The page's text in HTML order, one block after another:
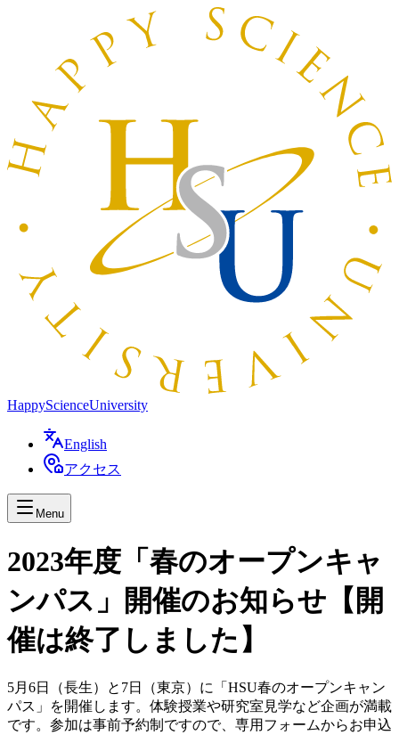
HappyScienceUniversity
English
アクセス
Menu
2023年度「春のオープンキャ
ンパス」開催のお知らせ【開
催は終了しました】
5月6日（長生）と7日（東京）に「HSU春のオープンキャン
パス」を開催します。体験授業や研究室見学など企画が満載
です。参加は事前予約制ですので、専用フォームからお申込